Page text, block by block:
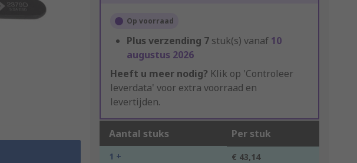
Op voorraad
Plus verzending 7 stuk(s) vanaf 10
augustus 2026
Heeft u meer nodig? Klik op 'Controleer
leverdata' voor extra voorraad en
levertijden.
Aantal stuks Per stuk
1 + € 43,14